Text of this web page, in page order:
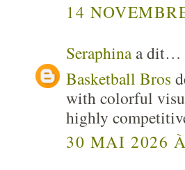
14
Seraphinaa dit…
Basketball Bros
with colorful
highly
30 MAI 2026